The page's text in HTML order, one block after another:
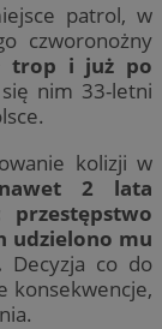
patrol, w
czworonożny
trop i już po
się nim 33-letni
kolizji w
2 lata
przestępstwo
udzielono mu
Decyzja co do
konsekwencje,